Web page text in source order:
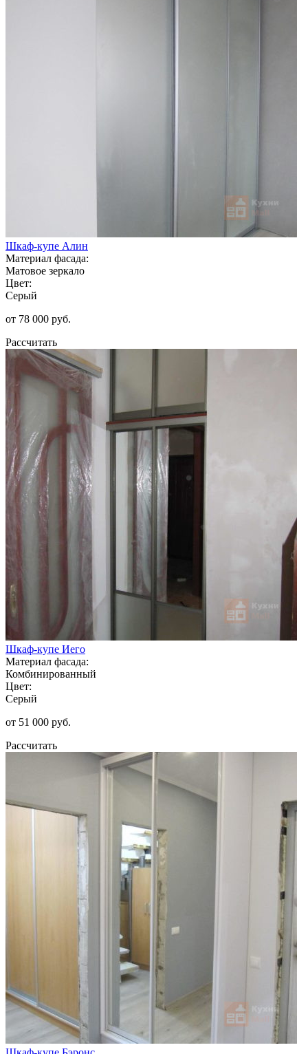
Шкаф-купе Алин
Материал фасада:
Матовое зеркало
Цвет:
Серый
от 78 000 руб.
Рассчитать
Шкаф-купе Иего
Материал фасада:
Комбинированный
Цвет:
Серый
от 51 000 руб.
Рассчитать